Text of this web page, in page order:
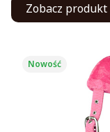
Zobacz produkt
Nowość